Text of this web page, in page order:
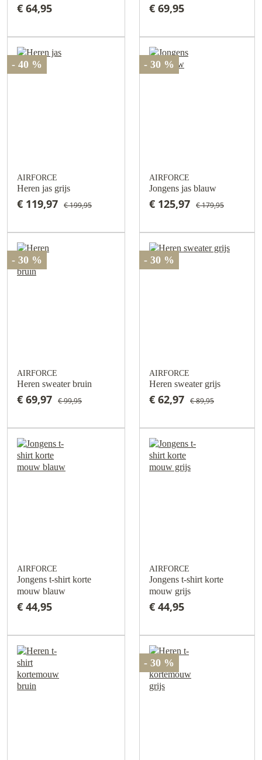
€ 64,95 € 69,95
- 40 %
AIRFORCE
Heren jas grijs
€ 119,97 € 199,95
- 30 %
AIRFORCE
Jongens jas blauw
€ 125,97 € 179,95
- 30 %
AIRFORCE
Heren sweater bruin
€ 69,97 € 99,95
- 30 %
AIRFORCE
Heren sweater grijs
€ 62,97 € 89,95
AIRFORCE
Jongens t-shirt korte
mouw blauw
€ 44,95
AIRFORCE
Jongens t-shirt korte
mouw grijs
€ 44,95
- 30 %